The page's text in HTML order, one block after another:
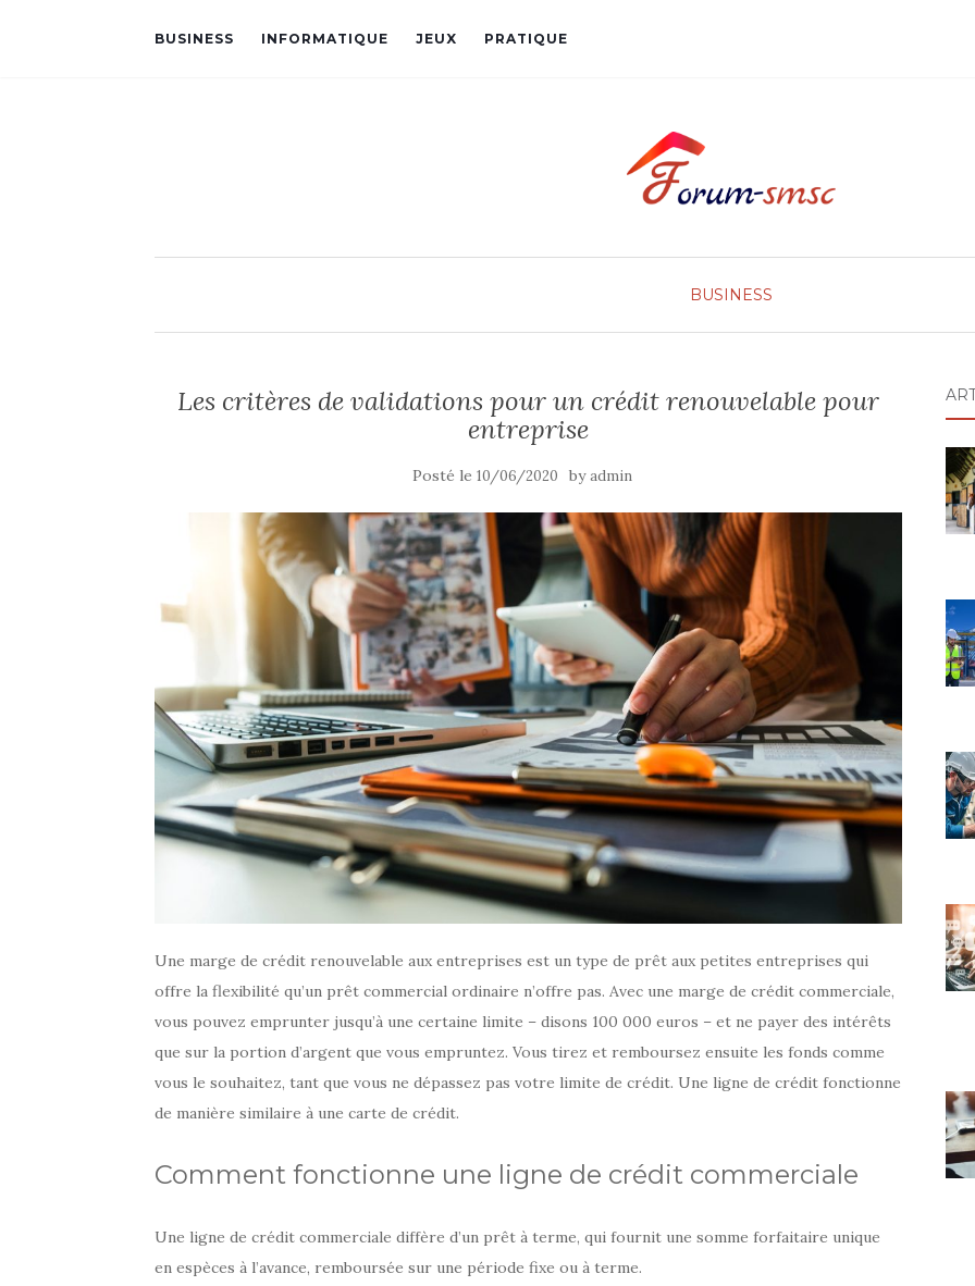
BUSINESS INFORMATIQUE JEUX PRATIQUE
BUSINESS
Les critères de validations pour un crédit renouvelable pour
entreprise
Posté le10/06/2020 byadmin
Une marge de crédit renouvelable aux entreprises est un type de prêt aux petites entreprises qui
offre la flexibilité qu’un prêt commercial ordinaire n’offre pas. Avec une marge de crédit commerciale,
vous pouvez emprunter jusqu’à une certaine limite – disons 100 000 euros – et ne payer des intérêts
que sur la portion d’argent que vous empruntez. Vous tirez et remboursez ensuite les fonds comme
vous le souhaitez, tant que vous ne dépassez pas votre limite de crédit. Une ligne de crédit fonctionne
de manière similaire à une carte de crédit.
Comment fonctionne une ligne de crédit commerciale
Une ligne de crédit commerciale diffère d’un prêt à terme, qui fournit une somme forfaitaire unique
en espèces à l’avance, remboursée sur une période fixe ou à terme.